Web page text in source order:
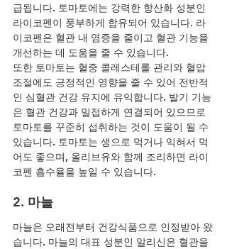
급됩니다. 토마토에는 강력한 항산화 성분인
라이코펜이 풍부하게 함유되어 있습니다. 라
이코펜은 혈관 내 염증을 줄이고 혈관 기능을
개선하는 데 도움을 줄 수 있습니다.
또한 토마토는 혈중 콜레스테롤 관리와 혈압
조절에도 긍정적인 영향을 줄 수 있어 전반적
인 심혈관 건강 유지에 유익합니다. 발기 기능
은 혈관 건강과 밀접하게 연결되어 있으므로
토마토를 꾸준히 섭취하는 것이 도움이 될 수
있습니다. 토마토는 생으로 먹거나 익혀서 먹
어도 좋으며, 올리브유와 함께 조리하면 라이
코펜 흡수율을 높일 수 있습니다.
2. 마늘
마늘은 오래전부터 건강식품으로 인정받아 왔
습니다. 마늘의 대표 성분인 알리신은 혈관을